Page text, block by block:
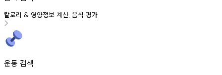
칼로리 & 영양정보 계산, 음식 평가
운동 검색